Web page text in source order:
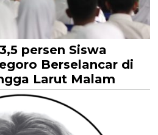
persen Siswa
Berselancar di
Larut Malam